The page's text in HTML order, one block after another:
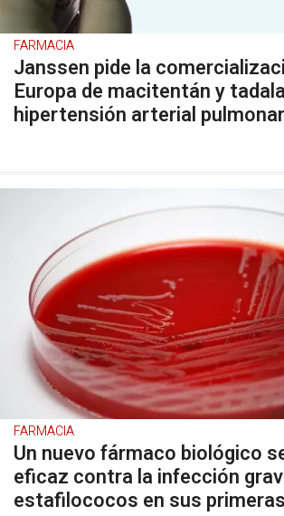
FARMACIA
Janssen pide la
Europa de macitentán y
hipertensión arterial pulmonar
FARMACIA
Un nuevo fármaco biológico
eficaz contra la infección
estafilococos en sus